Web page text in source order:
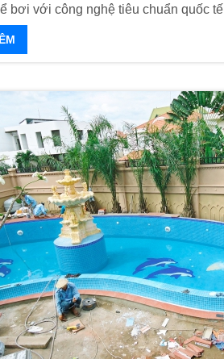
bơi với công nghệ tiêu chuẩn quốc tế